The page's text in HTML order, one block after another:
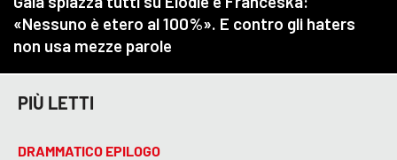
PIÙ LETTI
DRAMMATICO EPILOGO